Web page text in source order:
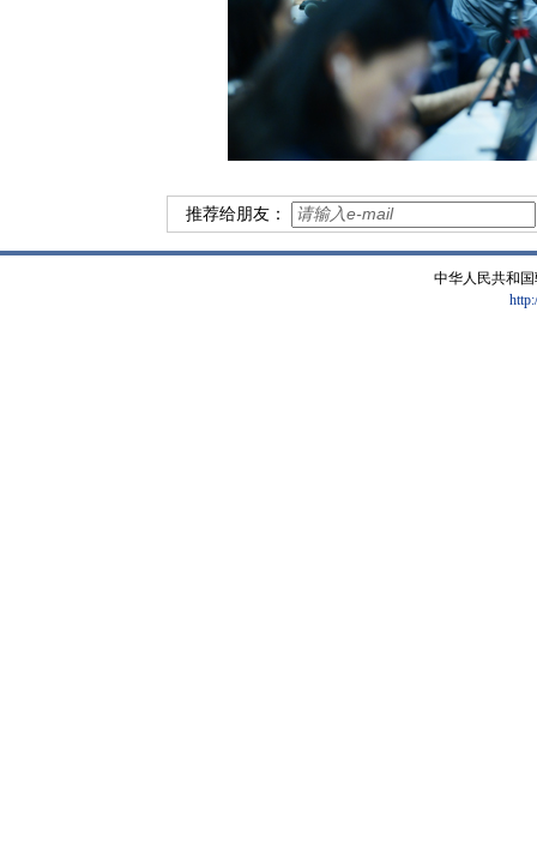
推荐给朋友：
中华人民共和